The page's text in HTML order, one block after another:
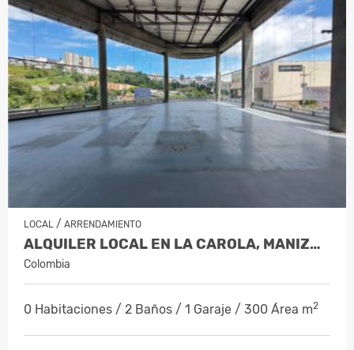
LOCAL / ARRENDAMIENTO
ALQUILER LOCAL EN LA CAROLA, MANIZALES…
Colombia
0 Habitaciones / 2 Baños / 1 Garaje / 300 Área m2